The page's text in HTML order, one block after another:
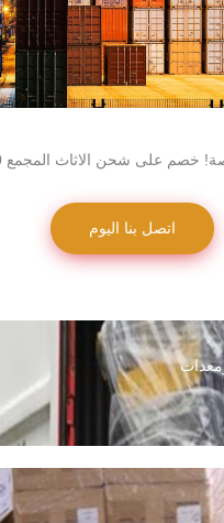
خصم على شحن الاثاث المجمع 50٪!
اتصل بنا اليوم